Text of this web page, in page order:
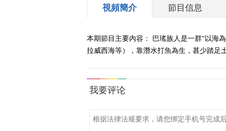
視頻簡介 節目信息
本期節目主要內容： 巴瑤族人是一群“以海
拉威西海等），靠潛水打魚為生，甚少踏足